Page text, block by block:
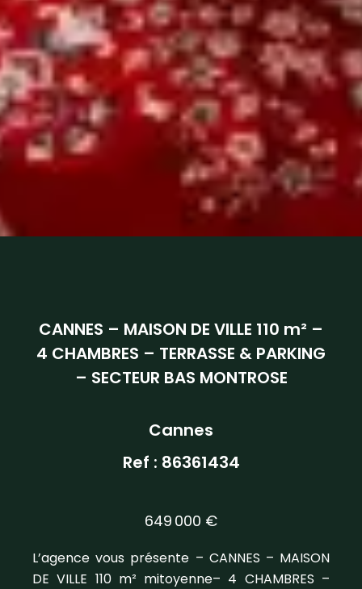
CANNES – MAISON DE VILLE 110 m² –
4 CHAMBRES – TERRASSE & PARKING
– SECTEUR BAS MONTROSE
Cannes
Ref : 86361434
649 000 €
L’agence vous présente – CANNES – MAISON
DE VILLE 110 m² mitoyenne– 4 CHAMBRES –